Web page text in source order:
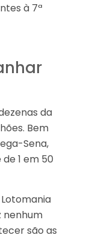
à 7ª
da
Bem
Sena,
1 em 50
nenhum
são as